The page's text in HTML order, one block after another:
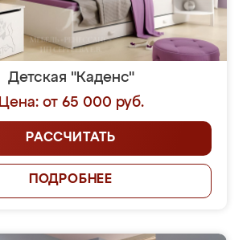
Детская "Каденс"
Цена: от 65 000 руб.
РАССЧИТАТЬ
ПОДРОБНЕЕ